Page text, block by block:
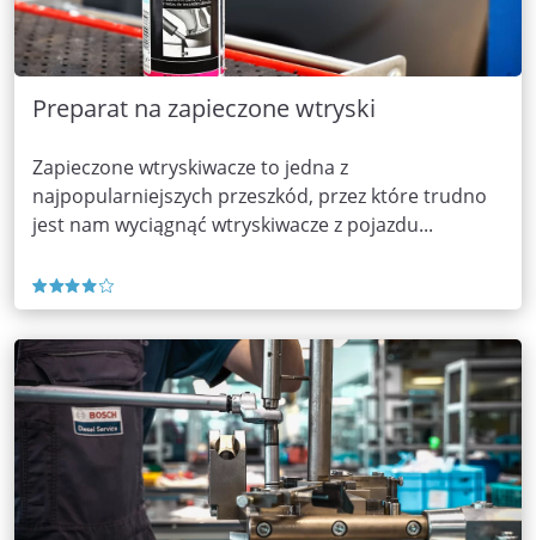
Preparat na zapieczone wtryski
Zapieczone wtryskiwacze to jedna z
najpopularniejszych przeszkód, przez które trudno
jest nam wyciągnąć wtryskiwacze z pojazdu...